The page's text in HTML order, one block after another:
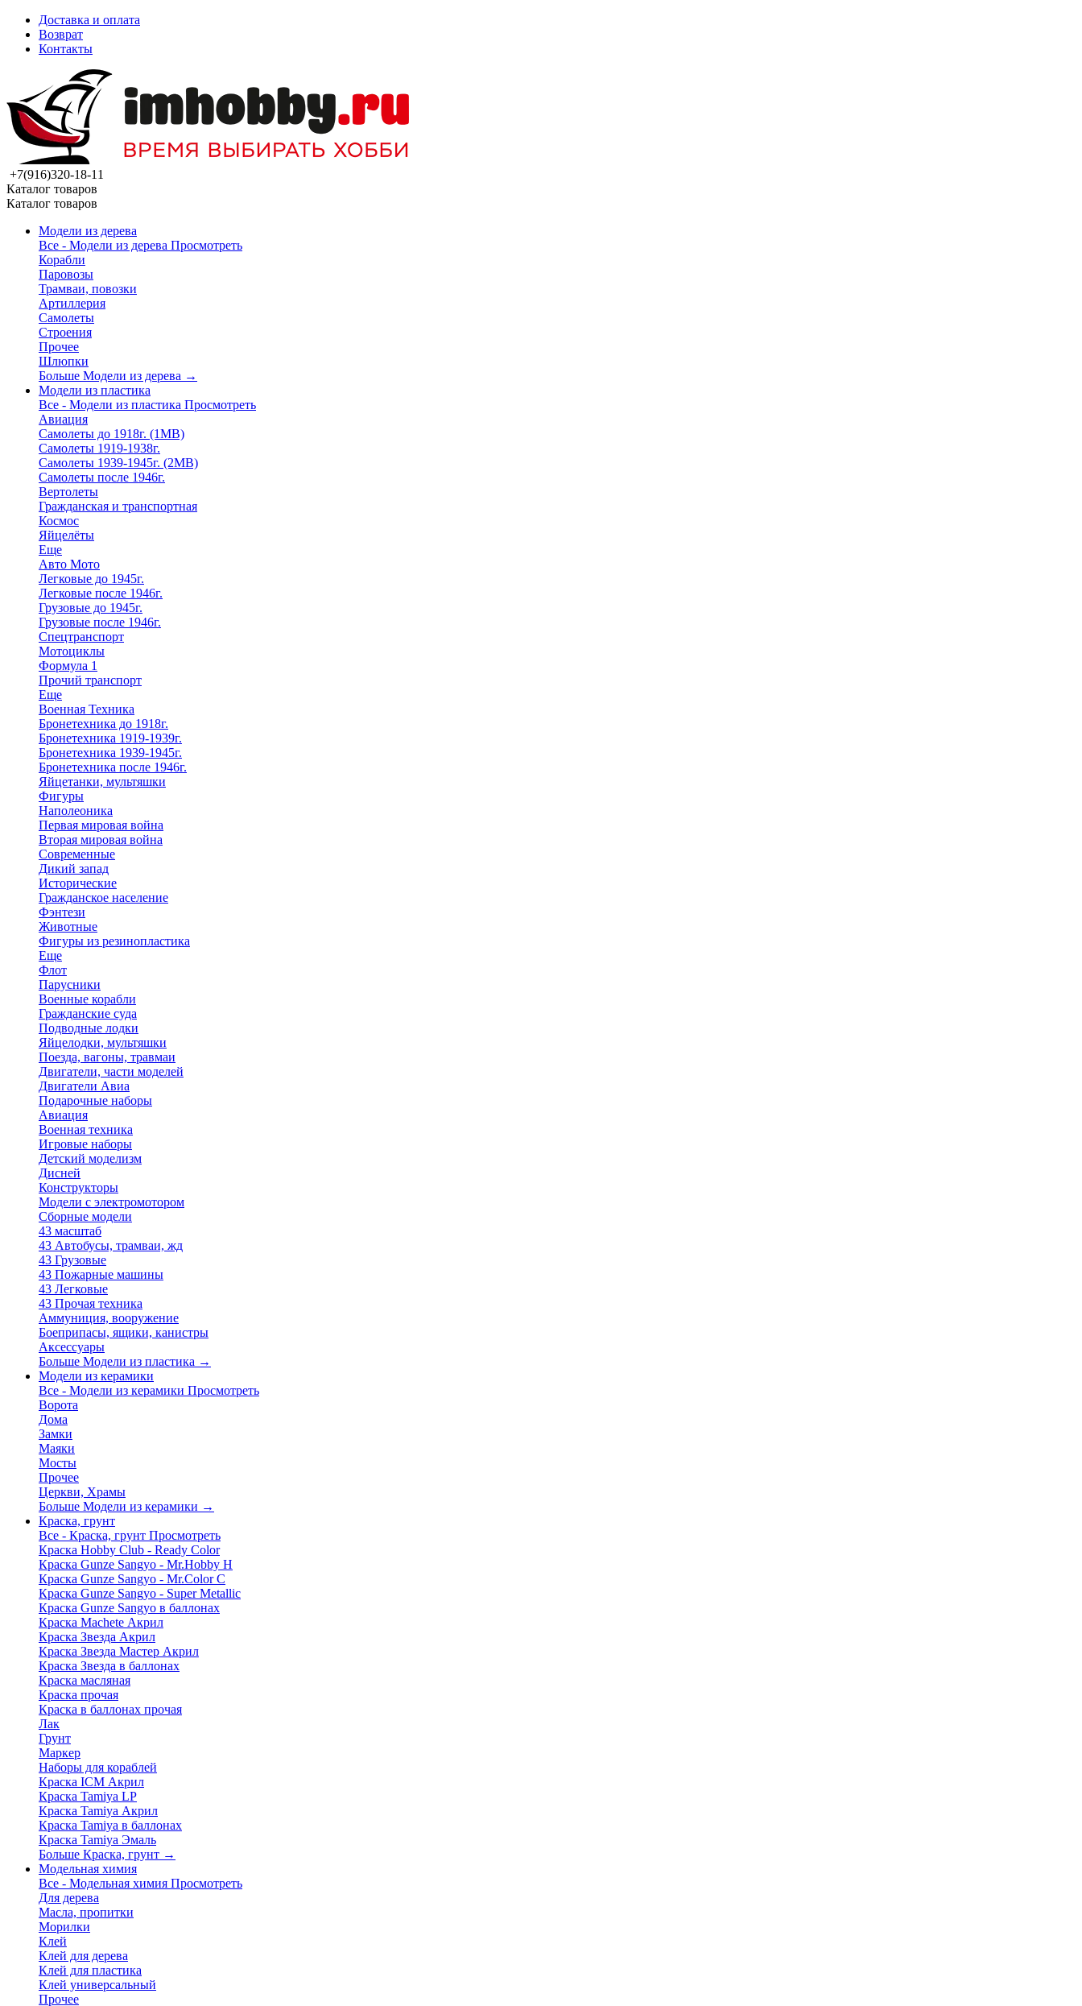
Доставка и оплата
Возврат
Контакты
+7(916)320-18-11
Каталог товаров
Каталог товаров
Модели из дерева
Все - Модели из дерева Просмотреть
Корабли
Паровозы
Трамваи, повозки
Артиллерия
Самолеты
Строения
Прочее
Шлюпки
Больше Модели из дерева →
Модели из пластика
Все - Модели из пластика Просмотреть
Авиация
Самолеты до 1918г. (1МВ)
Самолеты 1919-1938г.
Самолеты 1939-1945г. (2МВ)
Самолеты после 1946г.
Вертолеты
Гражданская и транспортная
Космос
Яйцелёты
Еще
Авто Мото
Легковые до 1945г.
Легковые после 1946г.
Грузовые до 1945г.
Грузовые после 1946г.
Спецтранспорт
Мотоциклы
Формула 1
Прочий транспорт
Еще
Военная Техника
Бронетехника до 1918г.
Бронетехника 1919-1939г.
Бронетехника 1939-1945г.
Бронетехника после 1946г.
Яйцетанки, мультяшки
Фигуры
Наполеоника
Первая мировая война
Вторая мировая война
Современные
Дикий запад
Исторические
Гражданское население
Фэнтези
Животные
Фигуры из резинопластика
Еще
Флот
Парусники
Военные корабли
Гражданские суда
Подводные лодки
Яйцелодки, мультяшки
Поезда, вагоны, травмаи
Двигатели, части моделей
Двигатели Авиа
Подарочные наборы
Авиация
Военная техника
Игровые наборы
Детский моделизм
Дисней
Конструкторы
Модели с электромотором
Сборные модели
43 масштаб
43 Автобусы, трамваи, жд
43 Грузовые
43 Пожарные машины
43 Легковые
43 Прочая техника
Аммуниция, вооружение
Боеприпасы, ящики, канистры
Аксессуары
Больше Модели из пластика →
Модели из керамики
Все - Модели из керамики Просмотреть
Ворота
Дома
Замки
Маяки
Мосты
Прочее
Церкви, Храмы
Больше Модели из керамики →
Краска, грунт
Все - Краска, грунт Просмотреть
Краска Hobby Club - Ready Color
Краска Gunze Sangyo - Mr.Hobby H
Краска Gunze Sangyo - Mr.Color C
Краска Gunze Sangyo - Super Metallic
Краска Gunze Sangyo в баллонах
Краска Machete Акрил
Краска Звезда Акрил
Краска Звезда Мастер Акрил
Краска Звезда в баллонах
Краска масляная
Краска прочая
Краска в баллонах прочая
Лак
Грунт
Маркер
Наборы для кораблей
Краска ICM Акрил
Краска Tamiya LP
Краска Tamiya Акрил
Краска Tamiya в баллонах
Краска Tamiya Эмаль
Больше Краска, грунт →
Модельная химия
Все - Модельная химия Просмотреть
Для дерева
Масла, пропитки
Морилки
Клей
Клей для дерева
Клей для пластика
Клей универсальный
Прочее